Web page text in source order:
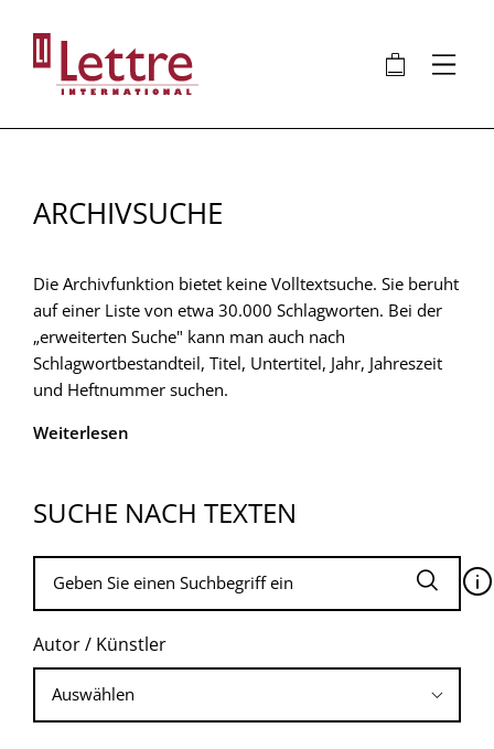
Inhalt
🛍 ⋮
ARCHIVSUCHE
Die Archivfunktion bietet keine Volltextsuche. Sie beruht
auf einer Liste von etwa 30.000 Schlagworten. Bei der
„erweiterten Suche" kann man auch nach
Schlagwortbestandteil, Titel, Untertitel, Jahr, Jahreszeit
und Heftnummer suchen.
Weiterlesen
SUCHE NACH TEXTEN
🛈
Autor / Künstler